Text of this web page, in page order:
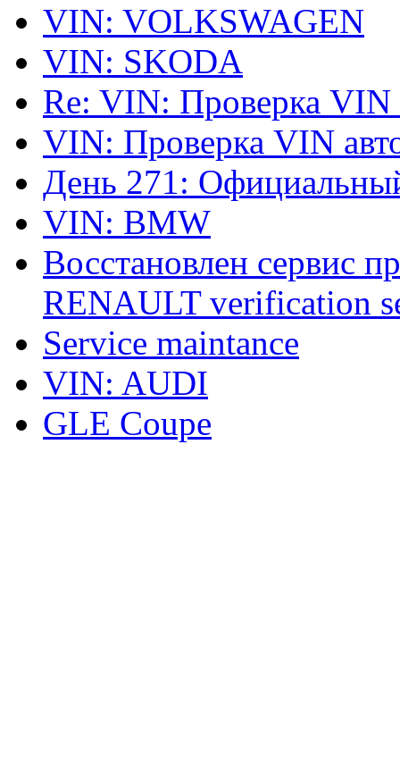
VIN: VOLKSWAGEN
VIN: SKODA
Re: VIN: Проверка VIN
VIN: Проверка VIN
День 271:
VIN: BMW
Восстановлен сервис
RENAULT verification
Service maintance
VIN: AUDI
GLE Coupe